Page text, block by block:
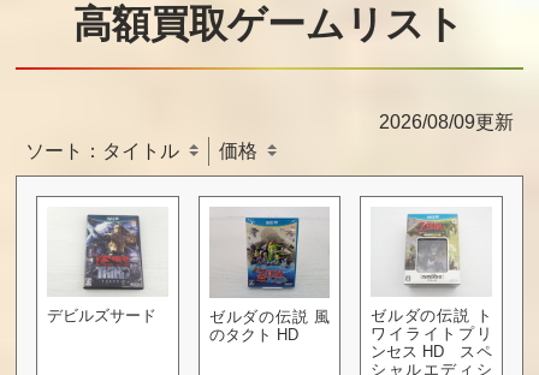
高額買取ゲームリスト
ソート： タイトル 価格
2026/08/09更新
デビルズサード
ゼルダの伝説 風
のタクト HD
ゼルダの伝説 ト
ワイライトプリ
ンセス HD スペ
シャルエディシ